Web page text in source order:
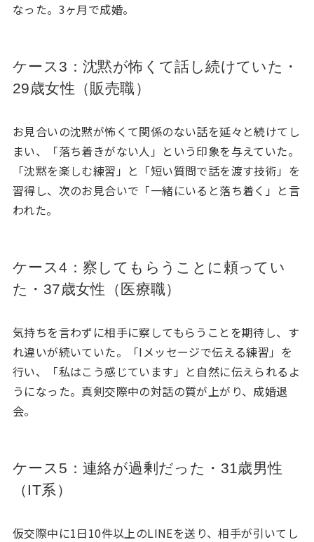
なった。3ヶ月で成婚。
ケース3：沈黙が怖くて話し続けていた・
29歳女性（販売職）
お見合いの沈黙が怖くて関係のない話を延々と続けてし
まい、「落ち着きがない人」という印象を与えていた。
「沈黙を楽しむ練習」と「短い質問で話を渡す技術」を
習得し、次のお見合いで「一緒にいると落ち着く」と言
われた。
ケース4：察してもらうことに頼ってい
た・37歳女性（医療職）
気持ちを言わずに相手に察してもらうことを期待し、す
れ違いが続いていた。「Iメッセージで伝える練習」を
行い、「私はこう感じています」と自然に伝えられるよ
うになった。真剣交際中の対話の質が上がり、成婚退
会。
ケース5：連絡が過剰だった・31歳男性
（IT系）
仮交際中に1日10件以上のLINEを送り、相手が引いてし